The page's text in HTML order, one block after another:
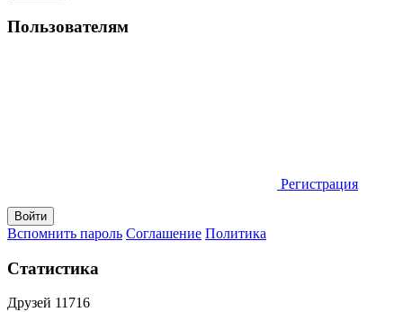
Пользователям
Регистрация
Вспомнить пароль Соглашение Политика
Статистика
Друзей 11716